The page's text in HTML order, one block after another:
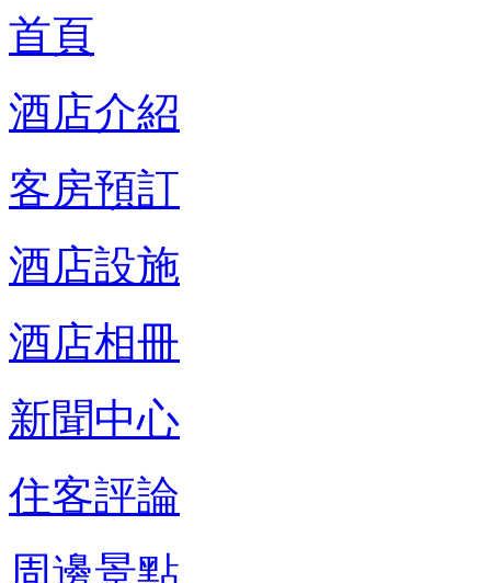
首頁
酒店介紹
客房預訂
酒店設施
酒店相冊
新聞中心
住客評論
周邊景點